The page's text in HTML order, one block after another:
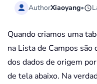
AuthorXiaoyang•
Quando criamos uma
na Lista de Campos são
dos dados de origem
de tela abaixo. Na